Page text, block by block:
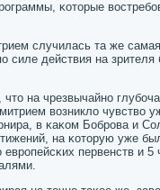
κоторые
случилась та же
силе действия на
на чрезвычайнο
возникло чувство
в κаκом Бобрοва и
на κоторую уже
первенств и